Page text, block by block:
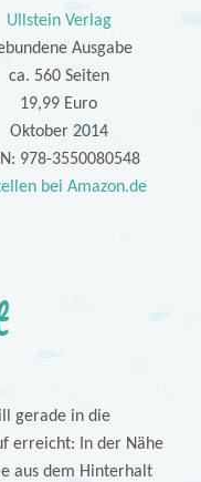
Ullstein Verlag
Ausgabe
ca. 560 Seiten
19,99 Euro
Oktober 2014
978-3550080548
bei Amazon.de
gerade in die
erreicht: In der Nähe
aus dem Hinterhalt